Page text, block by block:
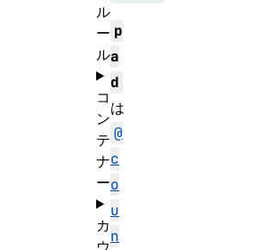
p
a
d
は
@
c
o
u
n
ル
ー
ル
コ
ン
テ
ナ
ー
カ
ウ